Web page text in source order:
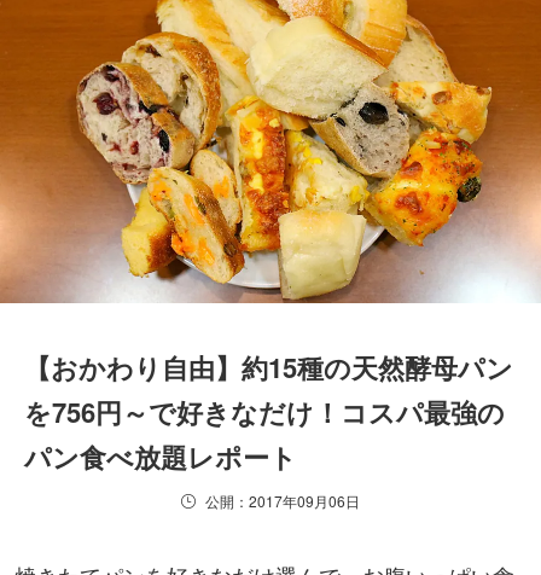
【おかわり自由】約15種の天然酵母パン
を756円～で好きなだけ！コスパ最強の
パン食べ放題レポート
公開：2017年09月06日